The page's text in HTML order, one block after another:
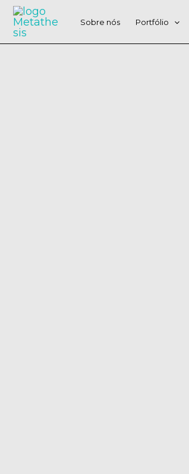
Skip
content
Sobre nós Portfólio